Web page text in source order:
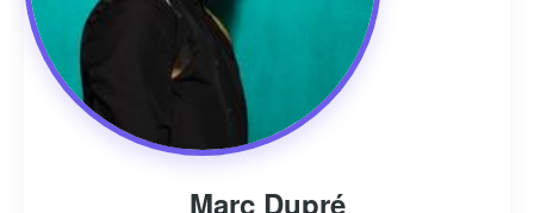
Marc Dupré